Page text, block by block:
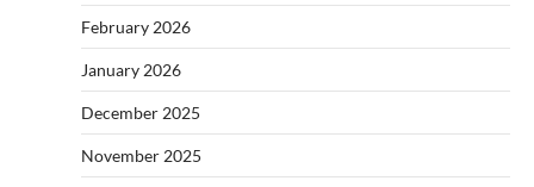
February 2026
January 2026
December 2025
November 2025